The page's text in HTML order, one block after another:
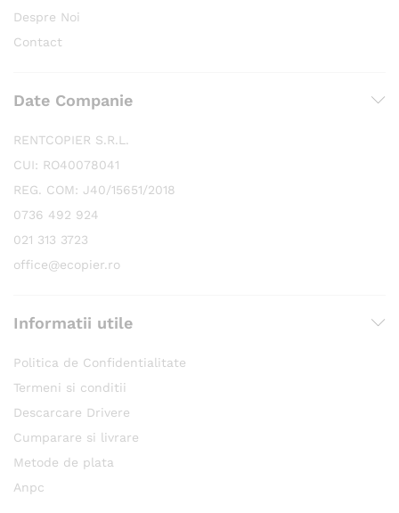
Despre Noi
Contact
Date Companie
RENTCOPIER S.R.L.
CUI: RO40078041
REG. COM: J40/15651/2018
0736 492 924
021 313 3723
office@ecopier.ro
Informatii utile
Politica de Confidentialitate
Termeni si conditii
Descarcare Drivere
Cumparare si livrare
Metode de plata
Anpc